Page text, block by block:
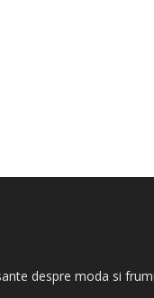
despre moda si